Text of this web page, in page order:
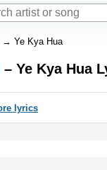
→ Ye Kya Hua
– Ye Kya Hua
lyrics